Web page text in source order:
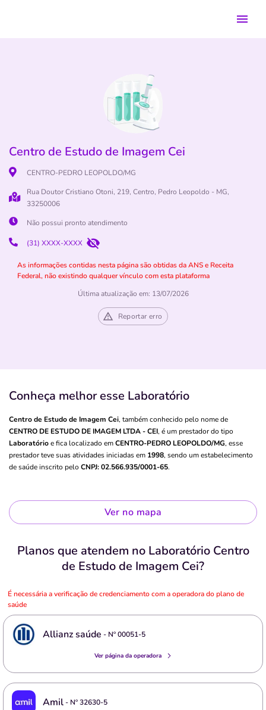
Centro de Estudo de Imagem Cei
CENTRO-PEDRO LEOPOLDO/MG
Rua Doutor Cristiano Otoni, 219, Centro, Pedro Leopoldo - MG,
33250006
Não possui pronto atendimento
(31) XXXX-XXXX
As informações contidas nesta página são obtidas da ANS e Receita
Federal, não existindo qualquer vínculo com esta plataforma
Última atualização em: 13/07/2026
Reportar erro
Conheça melhor esse Laboratório
Centro de Estudo de Imagem Cei, também conhecido pelo nome de
CENTRO DE ESTUDO DE IMAGEM LTDA - CEI, é um prestador do tipo
Laboratórioe fica localizado emCENTRO-PEDRO LEOPOLDO/MG, esse
prestador teve suas atividades iniciadas em 1998, sendo um estabelecimento
de saúde inscrito pelo CNPJ: 02.566.935/0001-65.
Ver no mapa
Planos que atendem no Laboratório Centro
de Estudo de Imagem Cei?
É necessária a verificação de credenciamento com a operadora do plano de
saúde
Allianz saúde - Nº00051-5
Ver página da operadora
Amil- Nº32630-5